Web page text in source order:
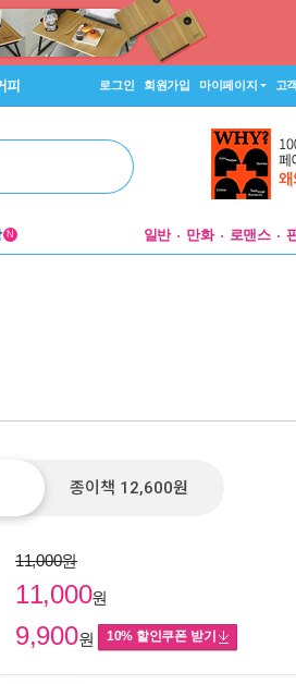
피 로그인 회원가입 마이페이지 고
N 일반 만화 로맨스
종이책 12,600원
11,000원
11,000원
9,900원 10% 할인쿠폰 받기